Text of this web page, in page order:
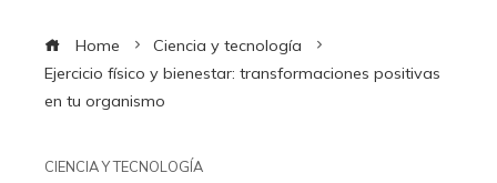
Home
Ciencia y tecnología
Ejercicio físico y bienestar: transformaciones positivas
en tu organismo
CIENCIA Y TECNOLOGÍA